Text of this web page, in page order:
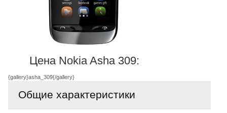
Цена Nokia Asha 309:
{gallery}asha_309{/gallery}
Общие характеристики